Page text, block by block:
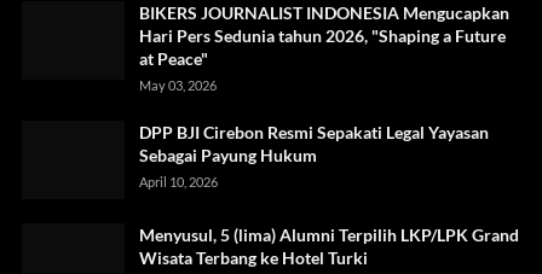
BIKERS JOURNALIST INDONESIA Mengucapkan
Hari Pers Sedunia tahun 2026, "Shaping a Future
at Peace"
May 03, 2026
DPP BJI Cirebon Resmi Sepakati Legal Yayasan
Sebagai Payung Hukum
April 10, 2026
Menyusul, 5 (lima) Alumni Terpilih LKP/LPK Grand
Wisata Terbang ke Hotel Turki